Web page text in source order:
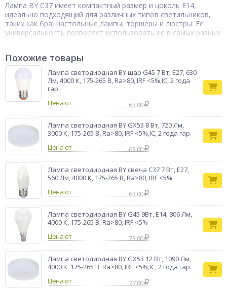
Лампа BY С37 имеет компактный размер и цоколь E14,
идеально подходящий для различных типов светильников,
таких как бра, настольные лампы, торшеры и люстры. Ее
универсальность позволяет использовать ее в самых разных
расходы на электроэнергию, не жертвуя качеством
освещения. Забудьте о частой замене ламп! Светодиодная
технология BY гарантирует длительный срок службы,
позволяя вам наслаждаться мягким и теплым светом в
течение многих лет. Лампа работает от стандартного
напряжения 175-265 В, что делает ее совместимой с
большинством электрических сетей.
Тип товара
Лампа
светодиодная
Бренд
Похожие товары
Лампа светодиодная BY шар G45 7 Вт, E27, 630
Лм, 4000 K, 175-265 В, Ra>80, IRF <5%,IC, 2 года
гар.
Цена от
63.00
Лампа светодиодная BY GX53 8 Вт, 720 Лм,
3000 K, 175-265 В, Ra>80, IRF <5%,IC, 2 года гар.
Цена от
63.00
Лампа светодиодная BY свеча С37 7 Вт, Е27,
560 Лм, 4000 К, 175-265 В, Ra>80, IRF <5%
Цена от
63.00
Лампа светодиодная BY G45 9Вт, Е14, 806 Лм,
4000 К, 175-265 В, Ra>80, IRF <5%
Цена от
73.00
Лампа светодиодная BY GX53 12 Вт, 1090 Лм,
4000 K, 175-265 В, Ra>80, IRF <5%,IC, 2 года гар.
Цена от
77.00